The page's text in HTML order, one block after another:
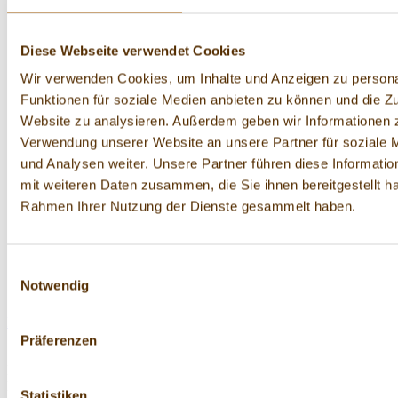
Diese Webseite verwendet Cookies
Wir verwenden Cookies, um Inhalte und Anzeigen zu
Funktionen für soziale Medien anbieten zu können und die
Website zu analysieren. Außerdem geben wir Informationen
Verwendung unserer Website an unsere Partner für soziale
und Analysen weiter. Unsere Partner führen diese
mit weiteren Daten zusammen, die Sie ihnen bereitgestellt
Rahmen Ihrer Nutzung der Dienste gesammelt haben.
Notwendig
Präferenzen
110 g